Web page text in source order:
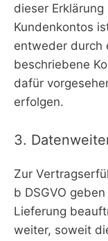
dieser
Kundenkontos
entweder durch
beschriebene
dafür
erfolgen.
3.
Zur
b DSGVO
Lieferung
weiter, soweit